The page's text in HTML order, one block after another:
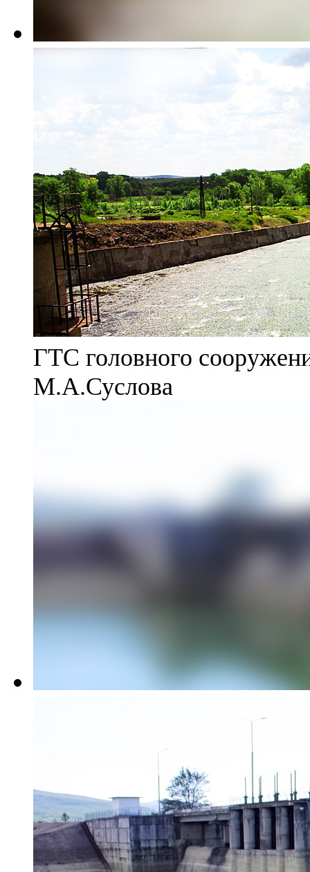
ГТС головного
М.А.Суслова